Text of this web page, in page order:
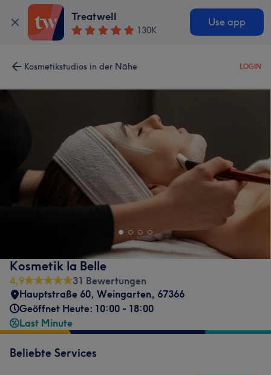
Treatwell
130K
Use app
Kosmetikstudios in der Nähe LOGIN
Kosmetik la Belle
4,9
31 Bewertungen
Hauptstraße 60, Weingarten, 67366
Geöffnet Heute: 10:00 - 18:00
Last Minute
Beliebte Services